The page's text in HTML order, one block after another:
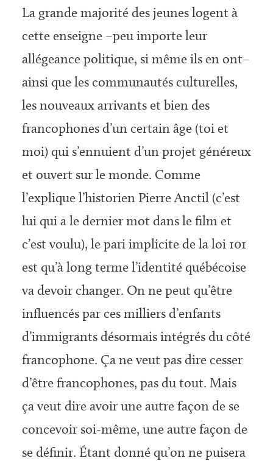
La grande majorité des jeunes logent à
cette enseigne –peu importe leur
allégeance politique, si même ils en ont–
ainsi que les communautés culturelles,
les nouveaux arrivants et bien des
francophones d’un certain âge (toi et
moi) qui s’ennuient d’un projet généreux
et ouvert sur le monde. Comme
l’explique l’historien Pierre Anctil (c’est
lui qui a le dernier mot dans le film et
c’est voulu), le pari implicite de la loi 101
est qu’à long terme l’identité québécoise
va devoir changer. On ne peut qu’être
influencés par ces milliers d’enfants
d’immigrants désormais intégrés du côté
francophone. Ça ne veut pas dire cesser
d’être francophones, pas du tout. Mais
ça veut dire avoir une autre façon de se
concevoir soi-même, une autre façon de
se définir. Étant donné qu’on ne puisera